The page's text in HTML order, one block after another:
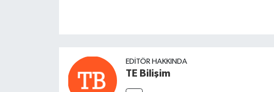
EDITÖR HAKKINDA
TE Bilişim